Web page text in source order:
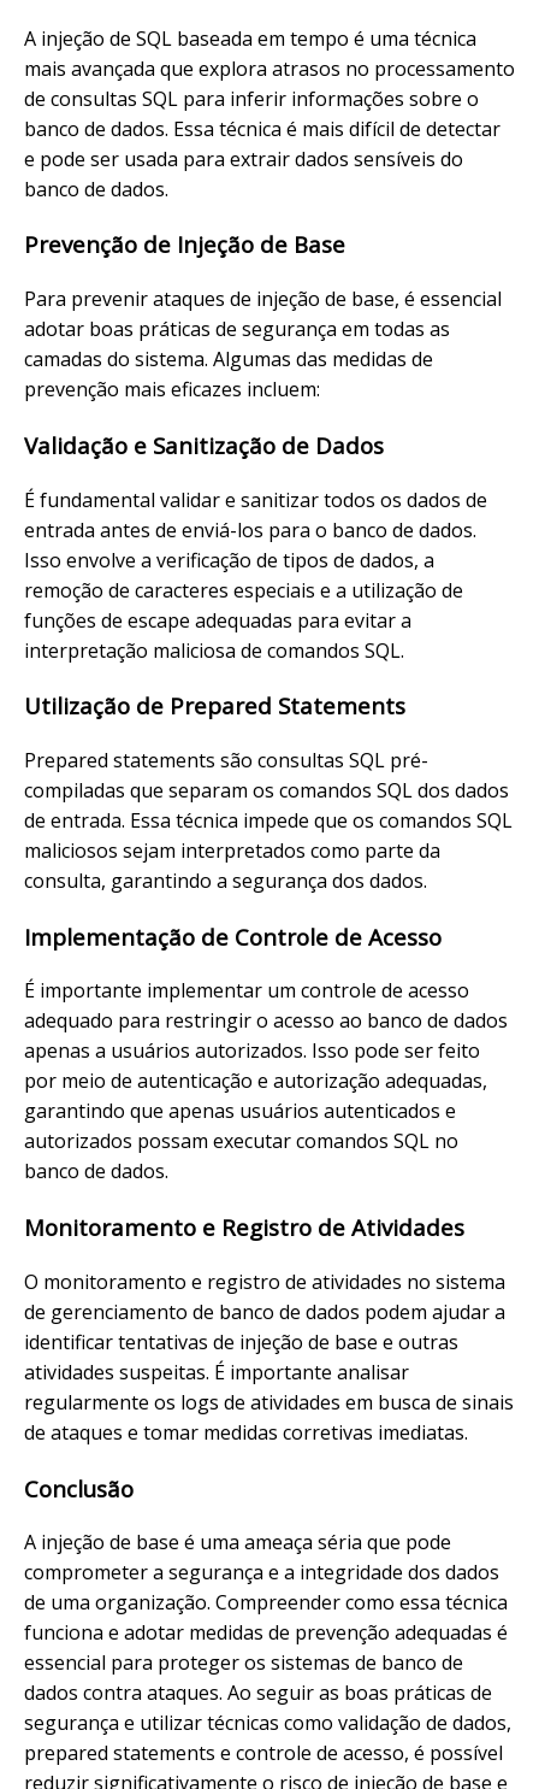
A injeção de SQL baseada em tempo é uma técnica
mais avançada que explora atrasos no processamento
de consultas SQL para inferir informações sobre o
banco de dados. Essa técnica é mais difícil de detectar
e pode ser usada para extrair dados sensíveis do
banco de dados.
Prevenção de Injeção de Base
Para prevenir ataques de injeção de base, é essencial
adotar boas práticas de segurança em todas as
camadas do sistema. Algumas das medidas de
prevenção mais eficazes incluem:
Validação e Sanitização de Dados
É fundamental validar e sanitizar todos os dados de
entrada antes de enviá-los para o banco de dados.
Isso envolve a verificação de tipos de dados, a
remoção de caracteres especiais e a utilização de
funções de escape adequadas para evitar a
interpretação maliciosa de comandos SQL.
Utilização de Prepared Statements
Prepared statements são consultas SQL pré-
compiladas que separam os comandos SQL dos dados
de entrada. Essa técnica impede que os comandos SQL
maliciosos sejam interpretados como parte da
consulta, garantindo a segurança dos dados.
Implementação de Controle de Acesso
É importante implementar um controle de acesso
adequado para restringir o acesso ao banco de dados
apenas a usuários autorizados. Isso pode ser feito
por meio de autenticação e autorização adequadas,
garantindo que apenas usuários autenticados e
autorizados possam executar comandos SQL no
banco de dados.
Monitoramento e Registro de Atividades
O monitoramento e registro de atividades no sistema
de gerenciamento de banco de dados podem ajudar a
identificar tentativas de injeção de base e outras
atividades suspeitas. É importante analisar
regularmente os logs de atividades em busca de sinais
de ataques e tomar medidas corretivas imediatas.
Conclusão
A injeção de base é uma ameaça séria que pode
comprometer a segurança e a integridade dos dados
de uma organização. Compreender como essa técnica
funciona e adotar medidas de prevenção adequadas é
essencial para proteger os sistemas de banco de
dados contra ataques. Ao seguir as boas práticas de
segurança e utilizar técnicas como validação de dados,
prepared statements e controle de acesso, é possível
reduzir significativamente o risco de injeção de base e